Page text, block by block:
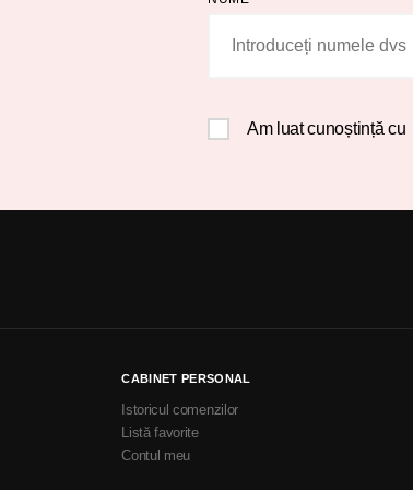
Am luat cunoștință cu
CABINET PERSONAL
Istoricul comenzilor
Listă favorite
Contul meu